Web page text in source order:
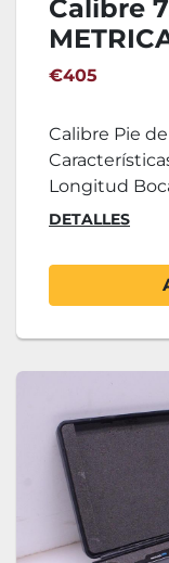
Calibre
€405
Calibre Pie
Longitud
DETALLES